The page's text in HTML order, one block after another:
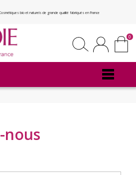
bio et naturels de grande qualité fabriqués en France
0
nous